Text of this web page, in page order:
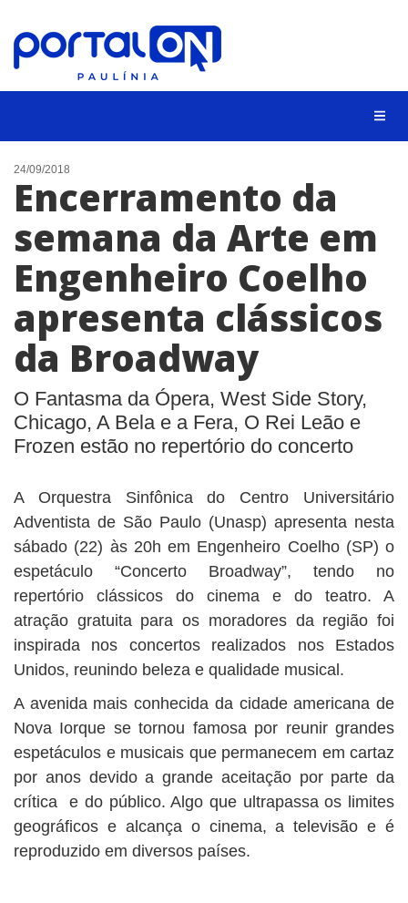
CIDADES
EVENTOS
EMPREGO
ANIVERSÁRIO DAS CIDADES
ANUNCIE
CONTATO
24/09/2018
Encerramento da
semana da Arte em
Engenheiro Coelho
apresenta clássicos
da Broadway
O Fantasma da Ópera, West Side Story,
Chicago, A Bela e a Fera, O Rei Leão e
Frozen estão no repertório do concerto
A Orquestra Sinfônica do Centro Universitário
Adventista de São Paulo (Unasp) apresenta nesta
sábado (22) às 20h em Engenheiro Coelho (SP) o
espetáculo “Concerto Broadway”, tendo no
repertório clássicos do cinema e do teatro. A
atração gratuita para os moradores da região foi
inspirada nos concertos realizados nos Estados
Unidos, reunindo beleza e qualidade musical.
A avenida mais conhecida da cidade americana de
Nova Iorque se tornou famosa por reunir grandes
espetáculos e musicais que permanecem em cartaz
por anos devido a grande aceitação por parte da
crítica e do público. Algo que ultrapassa os limites
geográficos e alcança o cinema, a televisão e é
reproduzido em diversos países.